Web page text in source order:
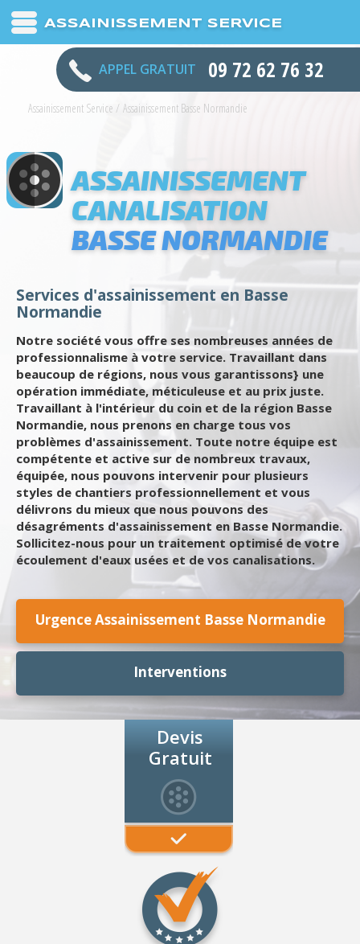
ASSAINISSEMENT SERVICE
APPEL GRATUIT 09 72 62 76 32
Assainissement Service / Assainissement Basse Normandie
ASSAINISSEMENT
CANALISATION
BASSE NORMANDIE
Services d'assainissement en Basse
Normandie
Notre société vous offre ses nombreuses années de
professionnalisme à votre service. Travaillant dans
beaucoup de régions, nous vous garantissons} une
opération immédiate, méticuleuse et au prix juste.
Travaillant à l'intérieur du coin et de la région Basse
Normandie, nous prenons en charge tous vos
problèmes d'assainissement. Toute notre équipe est
compétente et active sur de nombreux travaux,
équipée, nous pouvons intervenir pour plusieurs
styles de chantiers professionnellement et vous
délivrons du mieux que nous pouvons des
désagréments d'assainissement en Basse Normandie.
Sollicitez-nous pour un traitement optimisé de votre
écoulement d'eaux usées et de vos canalisations.
Urgence Assainissement Basse Normandie
Interventions
Devis
Gratuit